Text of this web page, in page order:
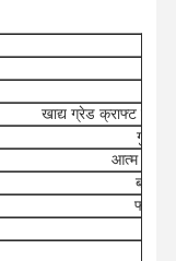
खाद्य ग्रेड क्राफ्ट पेपर
आत्म
फ्लेक्सो